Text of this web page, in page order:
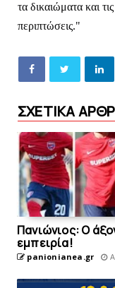
τα δικαιώματα και
περιπτώσεις."
ΣΧΕΤΙΚΑ
Πανιώνιος: O
εμπειρία!
panionianea.gr